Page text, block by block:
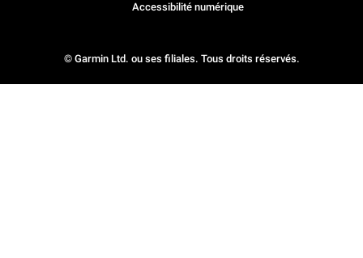
© Garmin Ltd. ou ses filiales. Tous droits réservés.
Accessibilité numérique